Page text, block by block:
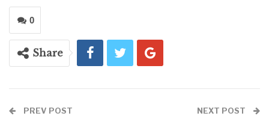
0
Share
PREV POST NEXT POST